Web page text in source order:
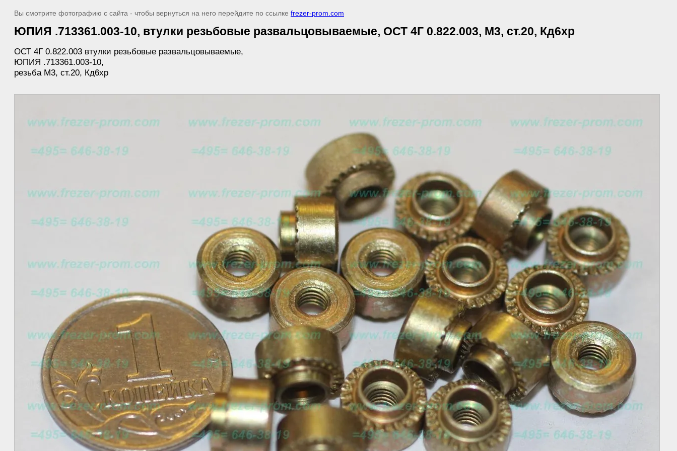
Вы смотрите фотографию с сайта - чтобы вернуться на него перейдите по ссылке frezer-prom.com
ЮПИЯ .713361.003-10, втулки резьбовые развальцовываемые, ОСТ 4Г 0.822.003, М3, ст.20, Кд6хр
ОСТ 4Г 0.822.003 втулки резьбовые развальцовываемые,
ЮПИЯ .713361.003-10,
резьба М3, ст.20, Кд6хр